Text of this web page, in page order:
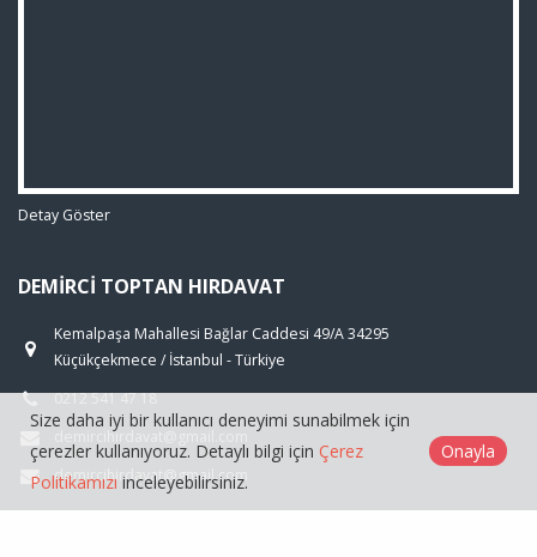
Detay Göster
DEMIRCI TOPTAN HIRDAVAT
Kemalpaşa Mahallesi Bağlar Caddesi 49/A 34295
Küçükçekmece / İstanbul - Türkiye
0212 541 47 18
demircihirdavat@gmail.com
demircihirdavat@gmail.com
Size daha iyi bir kullanıcı deneyimi sunabilmek için
çerezler kullanıyoruz. Detaylı bilgi için Çerez
Politikamızı inceleyebilirsiniz.
Onayla